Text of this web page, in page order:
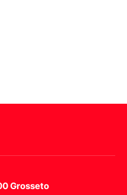
Grosseto